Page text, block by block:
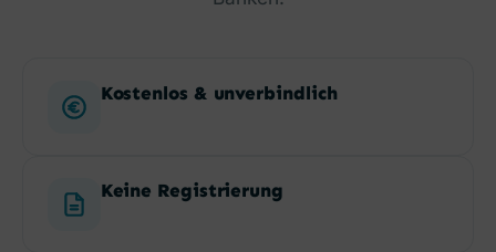
Kostenlos & unverbindlich
Keine Registrierung